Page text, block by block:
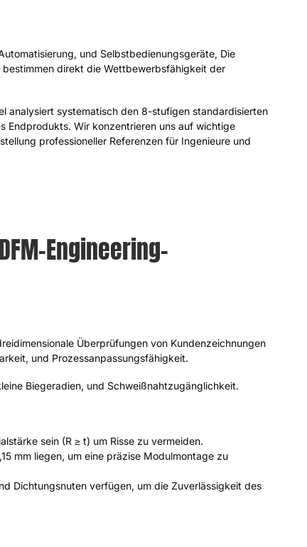
und Selbstbedienungsgeräte, Die
direkt die Wettbewerbsfähigkeit der
analysiert systematisch den 8-stufigen standardisierten
Endprodukts. Wir konzentrieren uns auf wichtige
professioneller Referenzen für Ingenieure und
Engineering-
Überprüfungen von Kundenzeichnungen
und Prozessanpassungsfähigkeit.
Biegeradien, und Schweißnahtzugänglichkeit.
sein (R ≥ t) um Risse zu vermeiden.
mm liegen, um eine präzise Modulmontage zu
Dichtungsnuten verfügen, um die Zuverlässigkeit des